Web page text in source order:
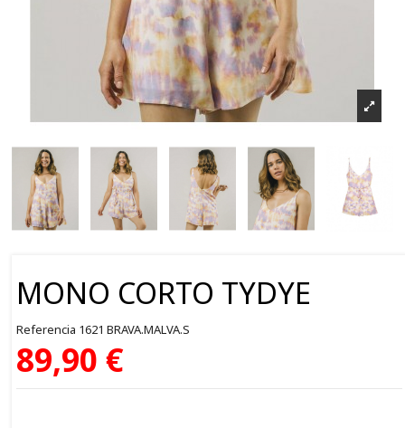
MONO CORTO TYDYE
Referencia 1621 BRAVA.MALVA.S
89,90 €